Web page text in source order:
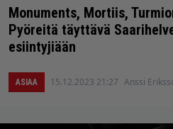
Monuments, Mortiis,
Pyöreitä täyttävä
esiintyjiään
ASIAA 15.12.2023 21:27 Anssi